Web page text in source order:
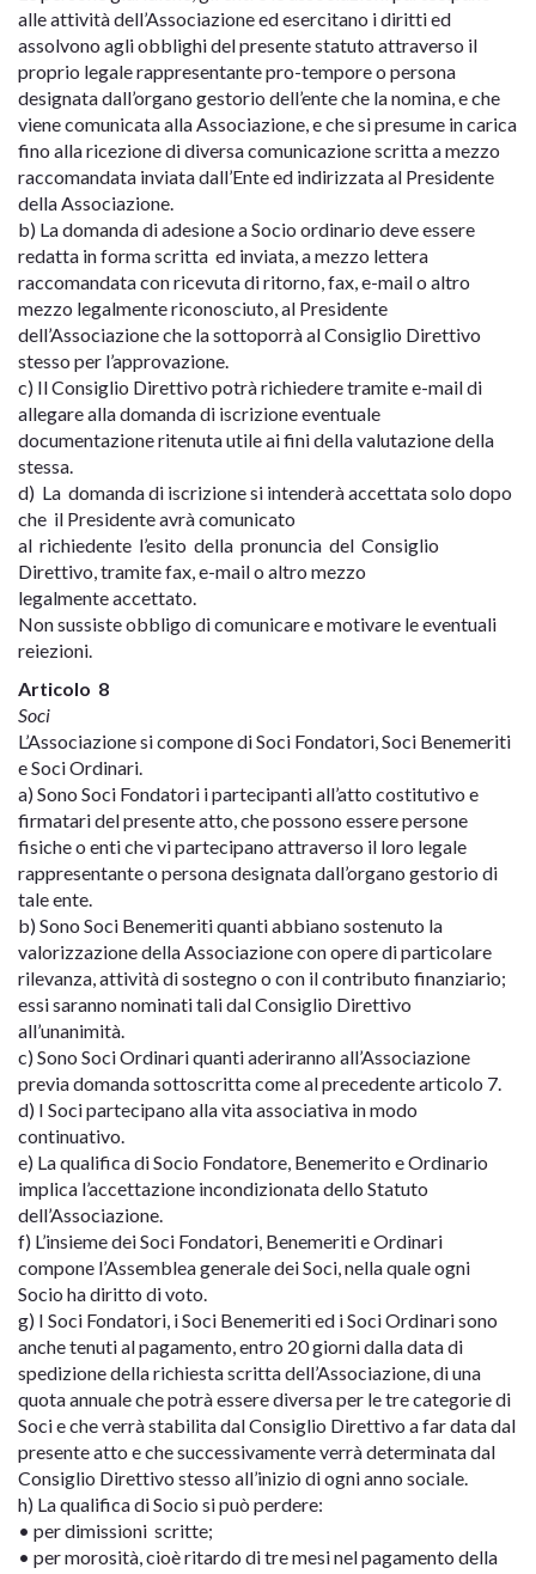
alle attività dell’Associazione ed esercitano i diritti ed
assolvono agli obblighi del presente statuto attraverso il
proprio legale rappresentante pro-tempore o persona
designata dall’organo gestorio dell’ente che la nomina, e che
viene comunicata alla Associazione, e che si presume in carica
fino alla ricezione di diversa comunicazione scritta a mezzo
raccomandata inviata dall’Ente ed indirizzata al Presidente
della Associazione.
b) La domanda di adesione a Socio ordinario deve essere
redatta in forma scritta ed inviata, a mezzo lettera
raccomandata con ricevuta di ritorno, fax, e-mail o altro
mezzo legalmente riconosciuto, al Presidente
dell’Associazione che la sottoporrà al Consiglio Direttivo
stesso per l’approvazione.
c) Il Consiglio Direttivo potrà richiedere tramite e-mail di
allegare alla domanda di iscrizione eventuale
documentazione ritenuta utile ai fini della valutazione della
stessa.
d) La domanda di iscrizione si intenderà accettata solo dopo
che il Presidente avrà comunicato
al richiedente l’esito della pronuncia del Consiglio
Direttivo, tramite fax, e-mail o altro mezzo
legalmente accettato.
Non sussiste obbligo di comunicare e motivare le eventuali
reiezioni.
Articolo 8
Soci
L’Associazione si compone di Soci Fondatori, Soci Benemeriti
e Soci Ordinari.
a) Sono Soci Fondatori i partecipanti all’atto costitutivo e
firmatari del presente atto, che possono essere persone
fisiche o enti che vi partecipano attraverso il loro legale
rappresentante o persona designata dall’organo gestorio di
tale ente.
b) Sono Soci Benemeriti quanti abbiano sostenuto la
valorizzazione della Associazione con opere di particolare
rilevanza, attività di sostegno o con il contributo finanziario;
essi saranno nominati tali dal Consiglio Direttivo
all’unanimità.
c) Sono Soci Ordinari quanti aderiranno all’Associazione
previa domanda sottoscritta come al precedente articolo 7.
d) I Soci partecipano alla vita associativa in modo
continuativo.
e) La qualifica di Socio Fondatore, Benemerito e Ordinario
implica l’accettazione incondizionata dello Statuto
dell’Associazione.
f) L’insieme dei Soci Fondatori, Benemeriti e Ordinari
compone l’Assemblea generale dei Soci, nella quale ogni
Socio ha diritto di voto.
g) I Soci Fondatori, i Soci Benemeriti ed i Soci Ordinari sono
anche tenuti al pagamento, entro 20 giorni dalla data di
spedizione della richiesta scritta dell’Associazione, di una
quota annuale che potrà essere diversa per le tre categorie di
Soci e che verrà stabilita dal Consiglio Direttivo a far data dal
presente atto e che successivamente verrà determinata dal
Consiglio Direttivo stesso all’inizio di ogni anno sociale.
h) La qualifica di Socio si può perdere:
• per dimissioni scritte;
• per morosità, cioè ritardo di tre mesi nel pagamento della